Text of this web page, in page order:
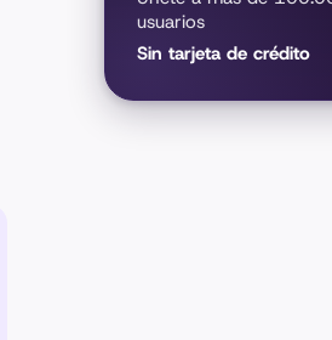
usuarios
Sin tarjeta de crédito